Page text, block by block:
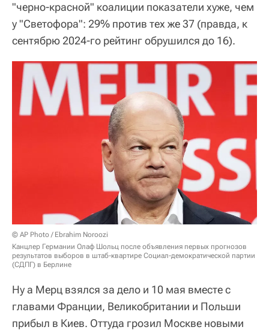
"черно-красной" коалиции показатели хуже, чем
у "Светофора": 29% против тех же 37 (правда, к
сентябрю 2024-го рейтинг обрушился до 16).
© AP Photo / Ebrahim Noroozi
Канцлер Германии Олаф Шольц после объявления первых прогнозов
результатов выборов в штаб-квартире Социал-демократической партии
(СДПГ) в Берлине
Ну а Мерц взялся за дело и 10 мая вместе с
главами Франции, Великобритании и Польши
прибыл в Киев. Оттуда грозил Москве новыми